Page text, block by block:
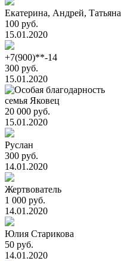
Екатерина, Андрей, Татьяна
100 руб.
15.01.2020
+7(900)**-14
300 руб.
15.01.2020
семья Яковец
20 000 руб.
15.01.2020
Руслан
300 руб.
14.01.2020
Жертвователь
1 000 руб.
14.01.2020
Юлия Старикова
50 руб.
14.01.2020